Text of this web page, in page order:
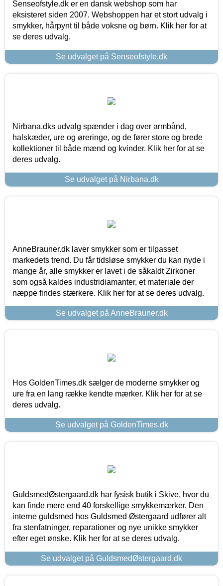
Senseofstyle.dk er en dansk webshop som har
eksisteret siden 2007. Webshoppen har et stort udvalg i
smykker, hårpynt til både voksne og børn. Klik her for at
se deres udvalg.
Se udvalget på Senseofstyle.dk
Nirbana.dks udvalg spænder i dag over armbånd,
halskæder, ure og øreringe, og de fører store og brede
kollektioner til både mænd og kvinder. Klik her for at se
deres udvalg.
Se udvalget på Nirbana.dk
AnneBrauner.dk laver smykker som er tilpasset
markedets trend. Du får tidsløse smykker du kan nyde i
mange år, alle smykker er lavet i de såkaldt Zirkoner
som også kaldes industridiamanter, et materiale der
næppe findes stærkere. Klik her for at se deres udvalg.
Se udvalget på AnneBrauner.dk
Hos GoldenTimes.dk sælger de moderne smykker og
ure fra en lang række kendte mærker. Klik her for at se
deres udvalg.
Se udvalget på GoldenTimes.dk
GuldsmedØstergaard.dk har fysisk butik i Skive, hvor du
kan finde mere end 40 forskellige smykkemærker. Den
interne guldsmed hos Guldsmed Østergaard udfører alt
fra stenfatninger, reparationer og nye unikke smykker
efter eget ønske. Klik her for at se deres udvalg.
Se udvalget på GuldsmedØstergaard.dk